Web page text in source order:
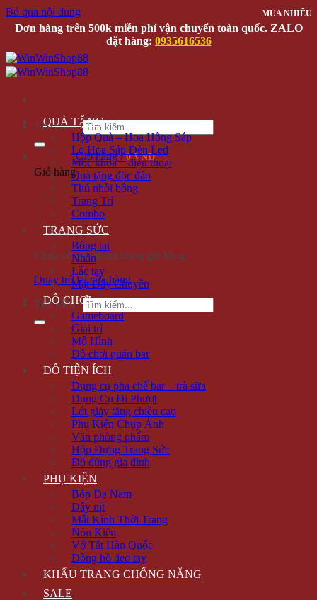
Bỏ qua nội dung
Đơn hàng trên 500k miễn phí vận chuyển toàn quốc. ZALO
đặt hàng: 0935616536
Tìm kiếm:
Giỏ hàng /0 VNĐ
Giỏ hàng
Chưa có sản phẩm trong giỏ hàng.
Quay trở lại cửa hàng
Tìm kiếm:
QUÀ TẶNG
Hộp Quà – Hoa Hồng Sáp
Lọ Hoa Sáp Đèn Led
Móc khóa – điện thoại
Quà tặng độc đáo
Thú nhồi bông
Trang Trí
Combo
TRANG SỨC
Bông tai
Nhẫn
Lắc tay
Mặt Dây Chuyền
ĐỒ CHƠI
Gameboard
Giải trí
Mô Hình
Đồ chơi quán bar
ĐỒ TIỆN ÍCH
Dụng cụ pha chế bar – trà sữa
Dụng Cụ Đi Phượt
Lót giày tăng chiều cao
Phụ Kiện Chụp Ảnh
Văn phòng phẩm
Hộp Đựng Trang Sức
Đồ dùng gia đình
PHỤ KIỆN
Bóp Da Nam
Dây nịt
Mắt Kính Thời Trang
Nón Kiểu
Vớ Tất Hàn Quốc
Đồng hồ đeo tay
KHẨU TRANG CHỐNG NẮNG
SALE
MUA NHIỀU